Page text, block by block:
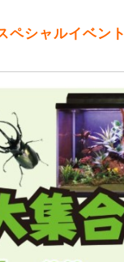
ペシャルイベント